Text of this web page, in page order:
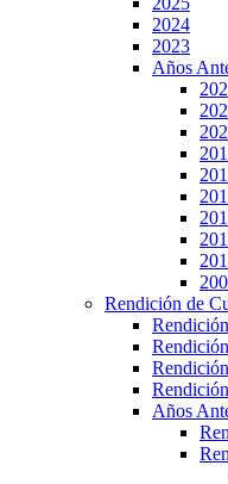
2024
2023
Años
Rendición de
Años